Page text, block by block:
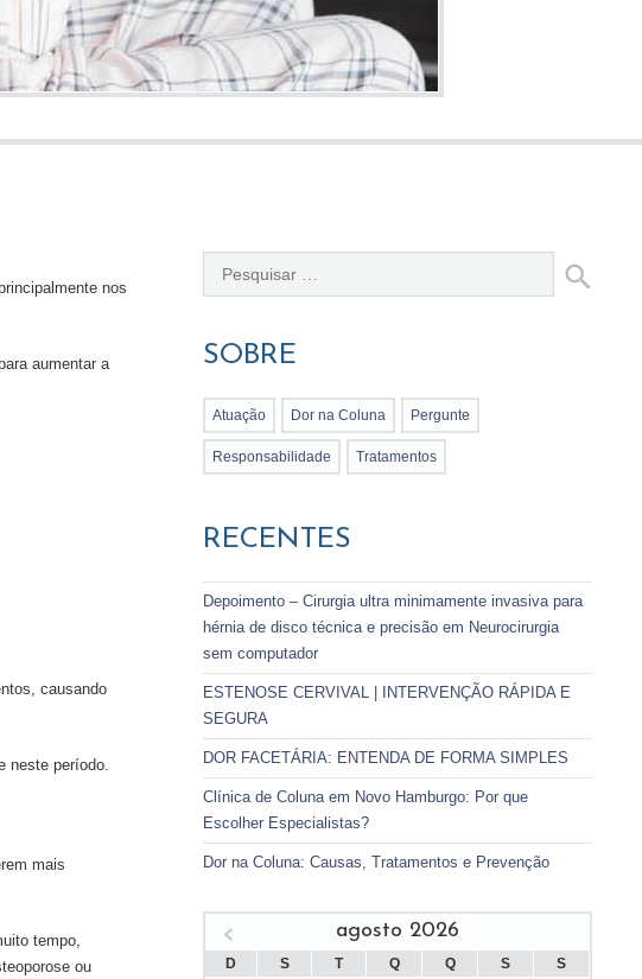
nos
aumentar a
causando
neste período.
mais
tempo,
ou
SOBRE
Atuação Dor na Coluna Pergunte
Responsabilidade Tratamentos
RECENTES
Depoimento – Cirurgia ultra minimamente invasiva para
hérnia de disco técnica e precisão em Neurocirurgia
sem computador
ESTENOSE CERVIVAL | INTERVENÇÃO RÁPIDA E
SEGURA
DOR FACETÁRIA: ENTENDA DE FORMA SIMPLES
Clínica de Coluna em Novo Hamburgo: Por que
Escolher Especialistas?
Dor na Coluna: Causas, Tratamentos e Prevenção
agosto 2026
D S T Q Q S
S